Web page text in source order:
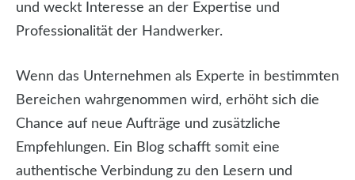
und weckt Interesse an der Expertise und
Professionalität der Handwerker.
Wenn das Unternehmen als Experte in bestimmten
Bereichen wahrgenommen wird, erhöht sich die
Chance auf neue Aufträge und zusätzliche
Empfehlungen. Ein Blog schafft somit eine
authentische Verbindung zu den Lesern und